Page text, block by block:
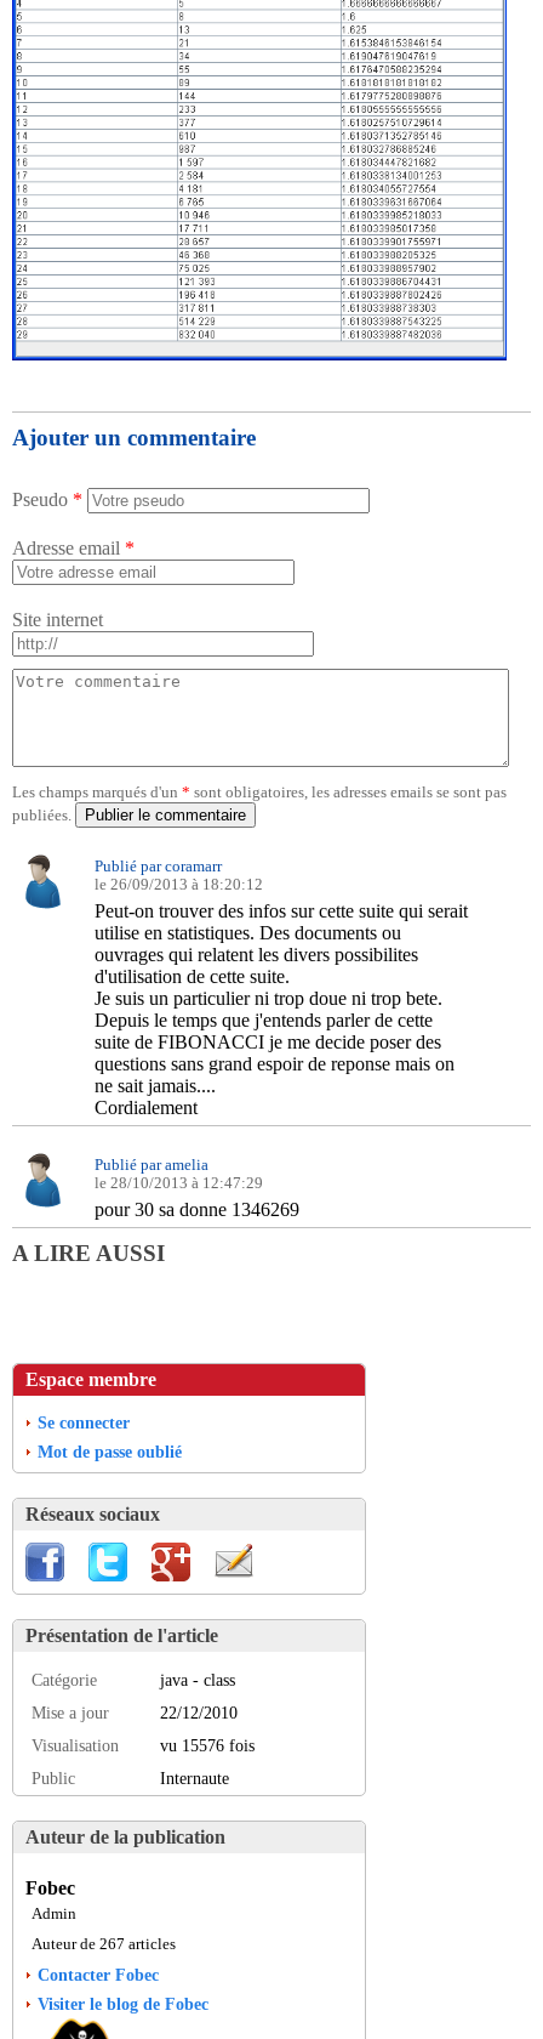
Ajouter un commentaire
Pseudo *
Adresse email *
Site internet
Les champs marqués d'un * sont obligatoires, les adresses emails se sont pas
publiées.
Publié par coramarr
le 26/09/2013 à 18:20:12
Peut-on trouver des infos sur cette suite qui serait
utilise en statistiques. Des documents ou
ouvrages qui relatent les divers possibilites
d'utilisation de cette suite.
Je suis un particulier ni trop doue ni trop bete.
Depuis le temps que j'entends parler de cette
suite de FIBONACCI je me decide poser des
questions sans grand espoir de reponse mais on
ne sait jamais....
Cordialement
Publié par amelia
le 28/10/2013 à 12:47:29
pour 30 sa donne 1346269
A LIRE AUSSI
Espace membre
Se connecter
Mot de passe oublié
Réseaux sociaux
Présentation de l'article
Catégorie
java - class
Mise a jour
22/12/2010
Visualisation
vu 15576 fois
Public
Internaute
Auteur de la publication
Fobec
Admin
Auteur de 267 articles
Contacter Fobec
Visiter le blog de Fobec